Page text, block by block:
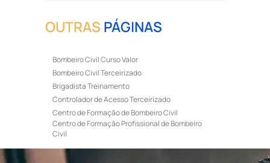
OUTRAS PÁGINAS
Bombeiro Civil Curso Valor
Bombeiro Civil Terceirizado
Brigadista Treinamento
Controlador de Acesso Terceirizado
Centro de Formação de Bombeiro Civil
Centro de Formação Profissional de Bombeiro
Civil
Curso de Bombeiro Civil
Curso de Bombeiro Civil Preço